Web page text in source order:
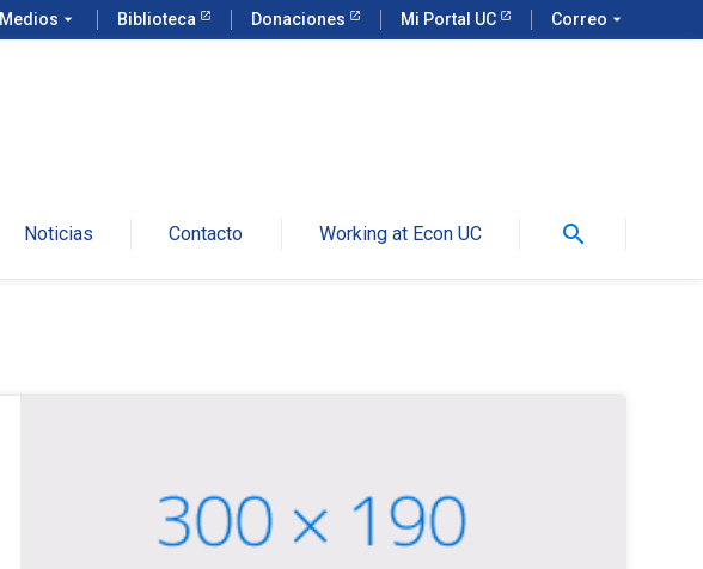
Medios arrow_drop_down Biblioteca Donaciones Mi Portal UC Correo arrow_drop_down
Noticias Contacto Working at Econ UC search